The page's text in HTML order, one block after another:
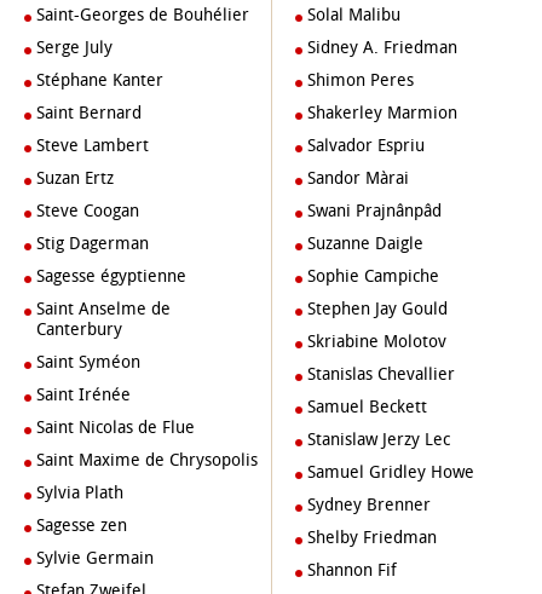
Saint-Georges de Bouhélier
Serge July
Stéphane Kanter
Saint Bernard
Steve Lambert
Suzan Ertz
Steve Coogan
Stig Dagerman
Sagesse égyptienne
Saint Anselme de
Canterbury
Saint Syméon
Saint Irénée
Saint Nicolas de Flue
Saint Maxime de Chrysopolis
Sylvia Plath
Sagesse zen
Sylvie Germain
Solal Malibu
Sidney A. Friedman
Shimon Peres
Shakerley Marmion
Salvador Espriu
Sandor Màrai
Swani Prajnânpâd
Suzanne Daigle
Sophie Campiche
Stephen Jay Gould
Skriabine Molotov
Stanislas Chevallier
Samuel Beckett
Stanislaw Jerzy Lec
Samuel Gridley Howe
Sydney Brenner
Shelby Friedman
Shannon Fif